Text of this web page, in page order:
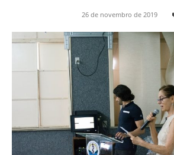
26 de novembro de 2019